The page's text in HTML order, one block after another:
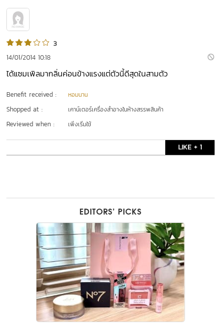
3
14/01/2014 10:18
ได้แซมเพิลมากลิ่นค่อนข้างแรงแต่ตัวนี้ดีสุดในสามตัว
Benefit received : หอมนาน
Shopped at : เคาน์เตอร์เครื่องสำอางในห้างสรรพสินค้า
Reviewed when : เพิ่งเริ่มใช้
LIKE + 1
EDITORS’ PICKS